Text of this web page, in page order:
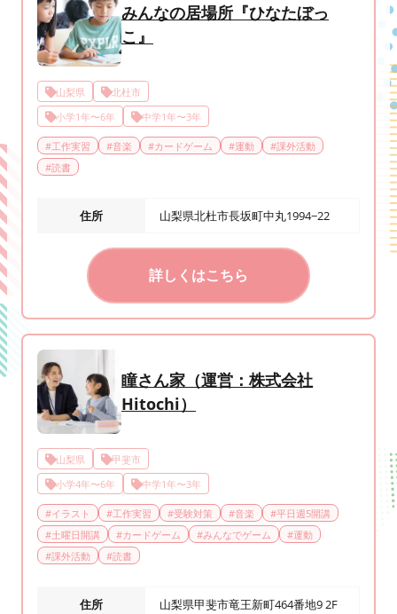
みんなの居場所『ひなたぼっ
こ』
山梨県
北杜市
小学1年〜6年
中学1年〜3年
#工作実習 #音楽 #カードゲーム #運動 #課外活動
#読書
住所 山梨県北杜市長坂町中丸1994−22
詳しくはこちら
瞳さん家（運営：株式会社
Hitochi）
山梨県
甲斐市
小学4年〜6年
中学1年〜3年
#イラスト #工作実習 #受験対策 #音楽 #平日週5開講
#土曜日開講 #カードゲーム #みんなでゲーム #運動
#課外活動 #読書
住所 山梨県甲斐市竜王新町464番地9 2F